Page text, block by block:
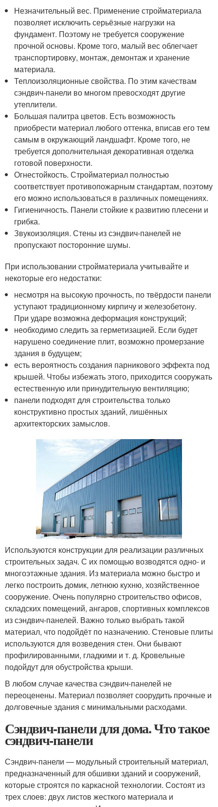
Незначительный вес. Применение стройматериала
позволяет исключить серьёзные нагрузки на
фундамент. Поэтому не требуется сооружение
прочной основы. Кроме того, малый вес облегчает
транспортировку, монтаж, демонтаж и хранение
материала.
Теплоизоляционные свойства. По этим качествам
сэндвич-панели во многом превосходят другие
утеплители.
Большая палитра цветов. Есть возможность
приобрести материал любого оттенка, вписав его тем
самым в окружающий ландшафт. Кроме того, не
требуется дополнительная декоративная отделка
готовой поверхности.
Огнестойкость. Стройматериал полностью
соответствует противопожарным стандартам, поэтому
его можно использоваться в различных помещениях.
Гигиеничность. Панели стойкие к развитию плесени и
грибка.
Звукоизоляция. Стены из сэндвич-панелей не
пропускают посторонние шумы.
При использовании стройматериала учитывайте и
некоторые его недостатки:
несмотря на высокую прочность, по твёрдости панели
уступают традиционному кирпичу и железобетону.
При ударе возможна деформация конструкций;
необходимо следить за герметизацией. Если будет
нарушено соединение плит, возможно промерзание
здания в будущем;
есть вероятность создания парникового эффекта под
крышей. Чтобы избежать этого, приходится сооружать
естественную или принудительную вентиляцию;
панели подходят для строительства только
конструктивно простых зданий, лишённых
архитекторских замыслов.
Используются конструкции для реализации различных
строительных задач. С их помощью возводятся одно- и
многоэтажные здания. Из материала можно быстро и
легко построить домик, летнюю кухню, хозяйственное
сооружение. Очень популярно строительство офисов,
складских помещений, ангаров, спортивных комплексов
из сэндвич-панелей. Важно только выбрать такой
материал, что подойдёт по назначению. Стеновые плиты
используются для возведения стен. Они бывают
профилированными, гладкими и т. д. Кровельные
подойдут для обустройства крыши.
В любом случае качества сэндвич-панелей не
переоценены. Материал позволяет соорудить прочные и
долговечные здания с минимальными расходами.
Сэндвич-панели для дома. Что такое
сэндвич-панели
Сэндвич-панели — модульный строительный материал,
предназначенный для обшивки зданий и сооружений,
которые строятся по каркасной технологии. Состоят из
трех слоев: двух листов жесткого материала и